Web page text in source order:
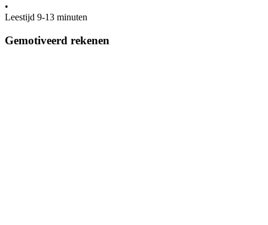
•
Leestijd 9-13 minuten
Gemotiveerd rekenen